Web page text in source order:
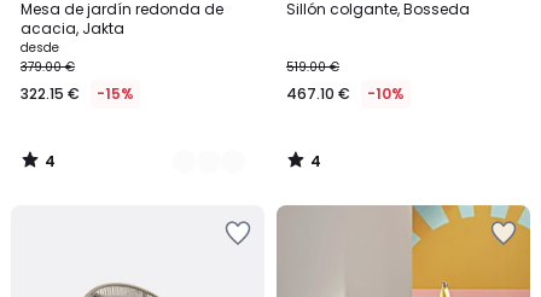
Mesa de jardín redonda de
acacia, Jakta
desde
379.00 €
322.15 € -15%
/
5
Colores
4
/
Sillón colgante, Bosseda
519.00 €
467.10 € -10%
/
4
/